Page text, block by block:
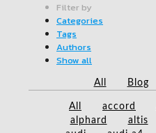
Filter by
Categories
Tags
Authors
Show all
All Blog
All accord
alphard
altis